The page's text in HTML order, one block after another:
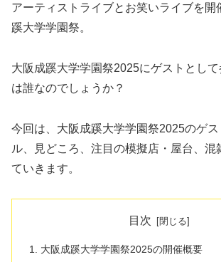
アーティストライブとお笑いライブを開
蹊大学学園祭。
大阪成蹊大学学園祭2025にゲストとして
は誰なのでしょうか？
今回は、大阪成蹊大学学園祭2025のゲ
ル、見どころ、注目の模擬店・屋台、混
ていきます。
目次
大阪成蹊大学学園祭2025の開催概要